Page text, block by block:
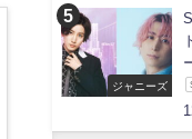
ジャニーズ